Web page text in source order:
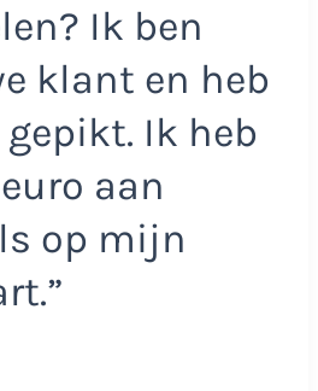
Ik ben
klant en heb
Ik heb
aan
op mijn